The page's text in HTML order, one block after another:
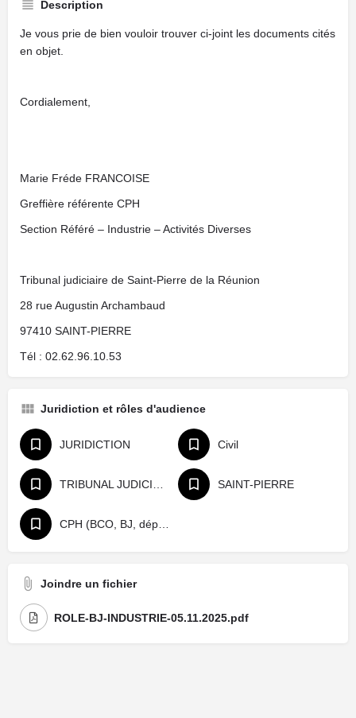
Description
Je vous prie de bien vouloir trouver ci-joint les documents cités
en objet.
Cordialement,
Marie Fréde FRANCOISE
Greffière référente CPH
Section Référé – Industrie – Activités Diverses
Tribunal judiciaire de Saint-Pierre de la Réunion
28 rue Augustin Archambaud
97410 SAINT-PIERRE
Tél : 02.62.96.10.53
Juridiction et rôles d'audience
JURIDICTION Civil
SAINT-PIERRE
Joindre un fichier
ROLE-BJ-INDUSTRIE-05.11.2025.pdf